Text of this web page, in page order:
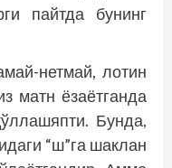
пайтда бунинг
нетмай, лотин
матн ёзаётганда
Бунда,
“ш”га шаклан